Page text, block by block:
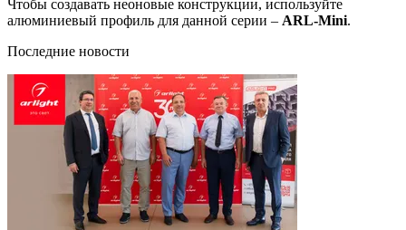
Чтобы создавать неоновые конструкции, используйте
алюминиевый профиль для данной серии – ARL-Mini.
Последние новости